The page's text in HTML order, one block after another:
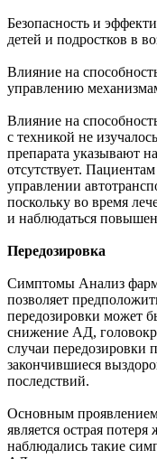
Безопасность и
детей и подростков в
Влияние на
управлению
Влияние на
с техникой не
препарата указывают
отсутствует.
управлении
поскольку во время
и наблюдаться
Передозировка
Симптомы Анализ
позволяет
передозировки может
снижение АД,
случаи передозировки
закончившиеся
последствий.
Основным проявлением
является острая
наблюдались такие